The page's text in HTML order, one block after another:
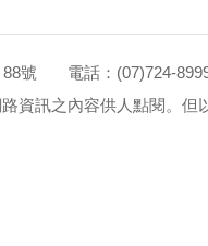
88號 電話：(07)724-
資訊之內容供人點閱。但